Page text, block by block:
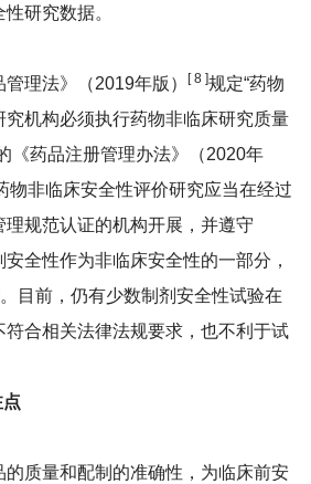
研究数据。
管理法》（2019年版）
[ 8 ]规定“药物
究机构必须执行药物非临床研究质量
《药品注册管理办法》（2020年
物非临床安全性评价研究应当在经过
规范认证的机构开展，并遵守
全性作为非临床安全性的一部分，
。目前，仍有少数制剂安全性试验在
合相关法律法规要求，也不利于试
质量和配制的准确性，为临床前安